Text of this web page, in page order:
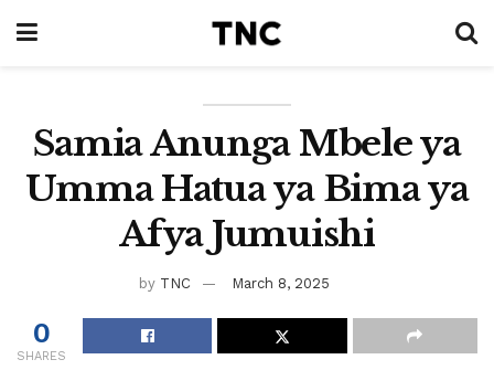
Samia Anunga Mbele ya
Umma Hatua ya Bima ya
Afya Jumuishi
by TNC March 8, 2025
0
SHARES